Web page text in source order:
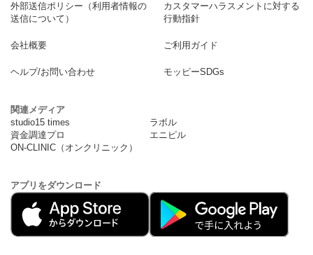
外部送信ポリシー（利用者情報の
送信について）
カスタマーハラスメントに対する
行動指針
会社概要 ご利用ガイド
ヘルプ/お問い合わせ モッピーSDGs
関連メディア
studio15 times
ラボル
資金調達プロ
エニピル
ON-CLINIC（オンクリニック）
アプリをダウンロード